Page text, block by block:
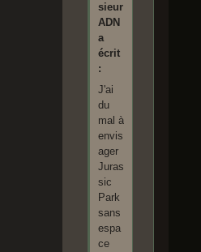
sieur
ADN
a
écrit
:
J'ai
du
mal à
envis
ager
Juras
sic
Park
sans
espa
ce